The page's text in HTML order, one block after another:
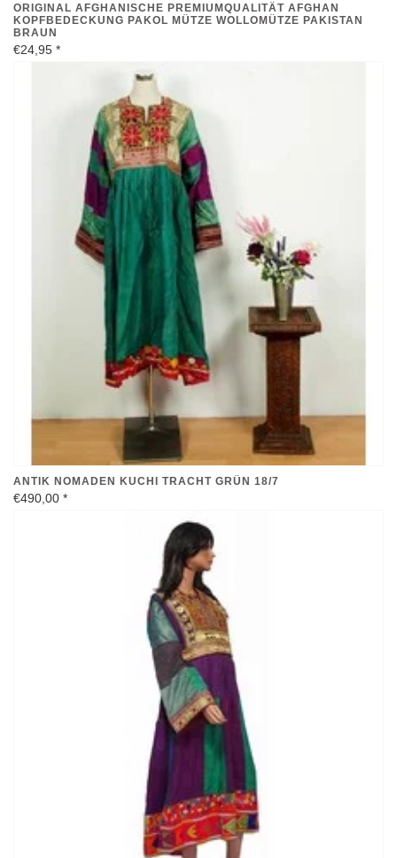
ORIGINAL AFGHANISCHE PREMIUMQUALITÄT AFGHAN
KOPFBEDECKUNG PAKOL MÜTZE WOLLOMÜTZE PAKISTAN
BRAUN
€24,95 *
ANTIK NOMADEN KUCHI TRACHT GRÜN 18/7
€490,00 *